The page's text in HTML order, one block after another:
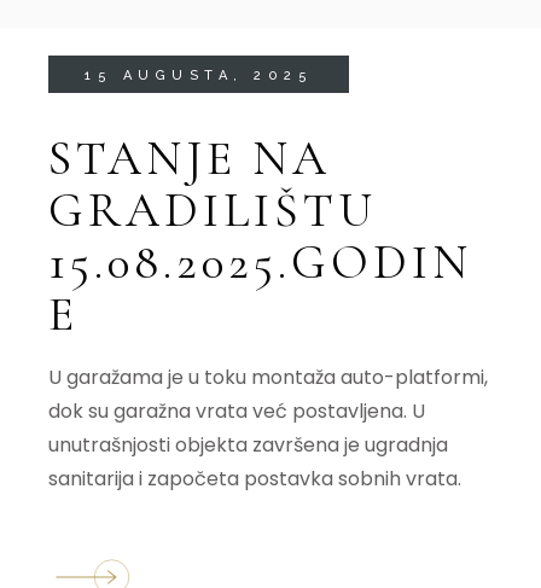
15 AUGUSTA, 2025
STANJE NA
GRADILIŠTU
15.08.2025.GODIN
E
U garažama je u toku montaža auto-platformi,
dok su garažna vrata već postavljena. U
unutrašnjosti objekta završena je ugradnja
sanitarija i započeta postavka sobnih vrata.